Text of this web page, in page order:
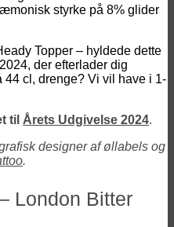
styrke på 8% glider
Topper – hyldede dette
der efterlader dig
44 cl, drenge? Vi vil have i 1-
til Årets Udgivelse 2024.
designer af øllabels og
.
London Bitter